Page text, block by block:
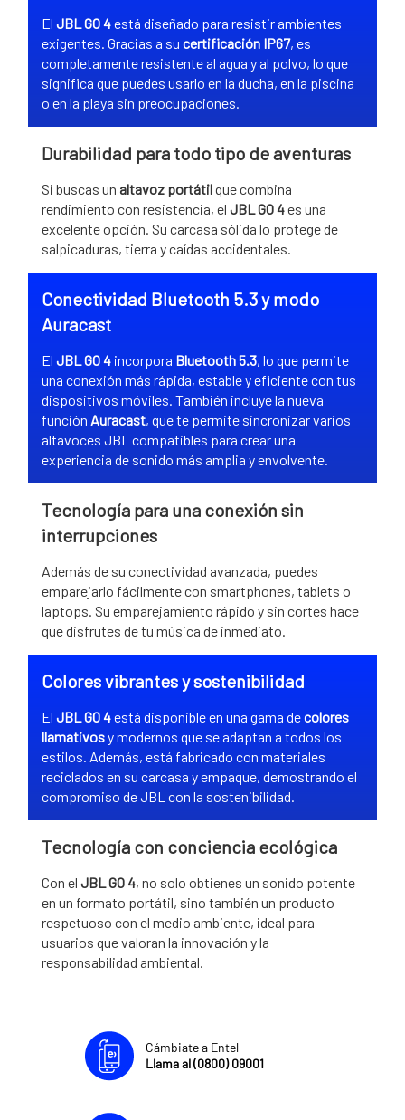
El JBL GO 4está diseñado para resistir ambientes
exigentes. Gracias a su certificación IP67, es
completamente resistente al agua y al polvo, lo que
significa que puedes usarlo en la ducha, en la piscina
o en la playa sin preocupaciones.
Durabilidad para todo tipo de aventuras
Si buscas un altavoz portátilque combina
rendimiento con resistencia, el JBL GO 4es una
excelente opción. Su carcasa sólida lo protege de
salpicaduras, tierra y caídas accidentales.
Conectividad Bluetooth 5.3 y modo
Auracast
El JBL GO 4 incorpora Bluetooth 5.3, lo que permite
una conexión más rápida, estable y eficiente con tus
dispositivos móviles. También incluye la nueva
función Auracast, que te permite sincronizar varios
altavoces JBL compatibles para crear una
experiencia de sonido más amplia y envolvente.
Tecnología para una conexión sin
interrupciones
Además de su conectividad avanzada, puedes
emparejarlo fácilmente con smartphones, tablets o
laptops. Su emparejamiento rápido y sin cortes hace
que disfrutes de tu música de inmediato.
Colores vibrantes y sostenibilidad
El JBL GO 4está disponible en una gama decolores
llamativosy modernos que se adaptan a todos los
estilos. Además, está fabricado con materiales
reciclados en su carcasa y empaque, demostrando el
compromiso de JBL con la sostenibilidad.
Tecnología con conciencia ecológica
Con el JBL GO 4, no solo obtienes un sonido potente
en un formato portátil, sino también un producto
respetuoso con el medio ambiente, ideal para
usuarios que valoran la innovación y la
responsabilidad ambiental.
Cámbiate a Entel
Llama al (0800) 09001